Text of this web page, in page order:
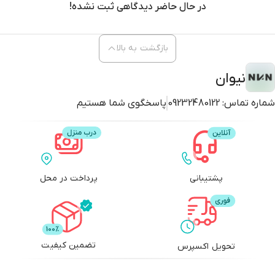
در حال حاضر دیدگاهی ثبت نشده!
نیوان
شماره تماس: 09232480122 پاسخگوی شما هستیم
بازگشت به بالا
پشتیبانی پرداخت در محل
تحویل اکسپرس تضمین کیفیت